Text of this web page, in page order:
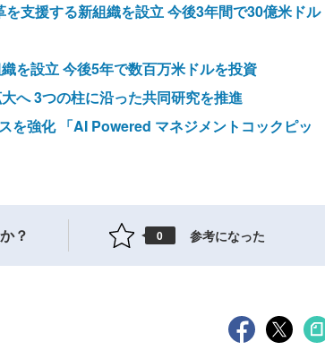
支援する新組織を設立 今後3年間で30億米ドル
を設立 今後5年で数百万米ドルを投資
へ 3つの柱に沿った共同研究を推進
を強化 「AI Powered マネジメントコックピッ
？ 0 参考になった